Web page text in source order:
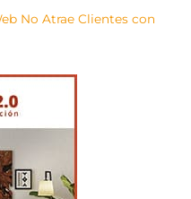
No Atrae Clientes con